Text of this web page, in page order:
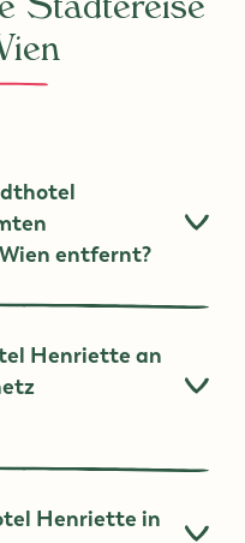
Städtereise
entfernt?
Henriette an
Henriette in